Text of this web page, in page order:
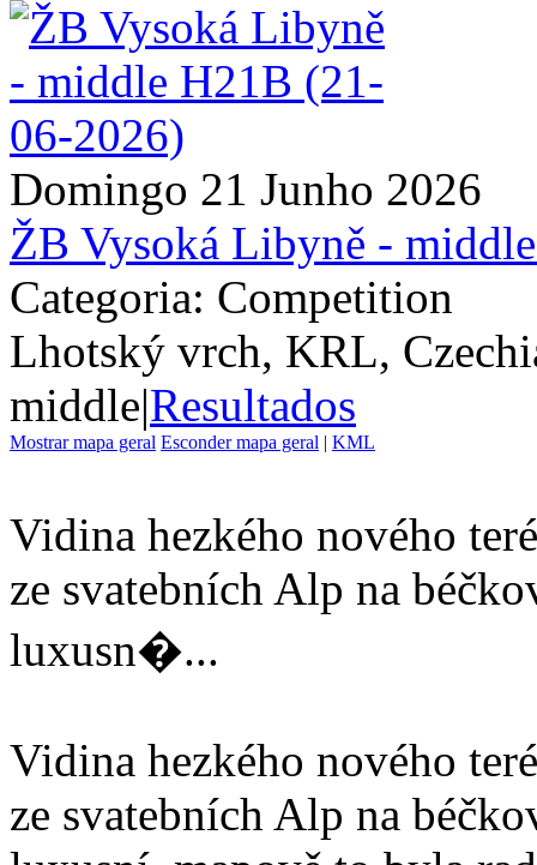
Domingo 21 Junho 2026
ŽB Vysoká Libyně -
Categoria: Competition
Lhotský vrch, KRL,
middle|Resultados
Mostrar mapa geral Esconder mapa geral | KML
Vidina hezkého nového
ze svatebních Alp na
luxusn�...
Vidina hezkého nového
ze svatebních Alp na